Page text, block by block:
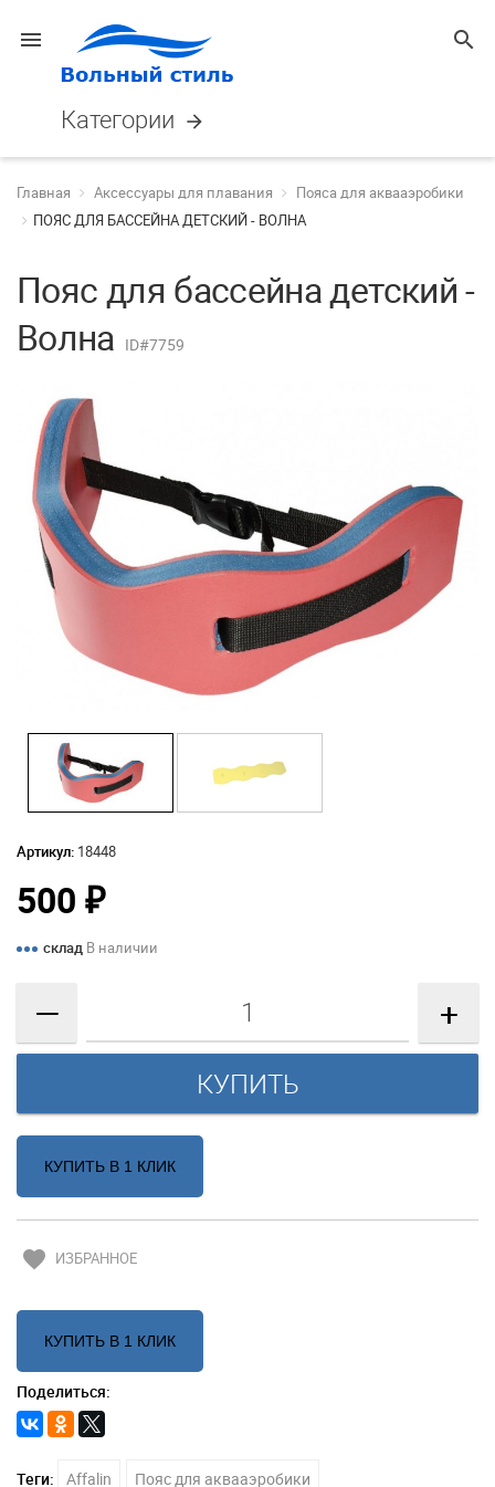
menu search
Категории arrow_forward
Главная Аксессуары для плавания
Пояса для аквааэробики
ПОЯС ДЛЯ БАССЕЙНА ДЕТСКИЙ - ВОЛНА
Пояс для бассейна детский -
Волна ID#7759
Артикул: 18448
500 ₽
склад В наличии
— +
КУПИТЬ В 1 КЛИК
favorite ИЗБРАННОЕ
КУПИТЬ В 1 КЛИК
Поделиться:
Теги: Affalin Пояс для аквааэробики